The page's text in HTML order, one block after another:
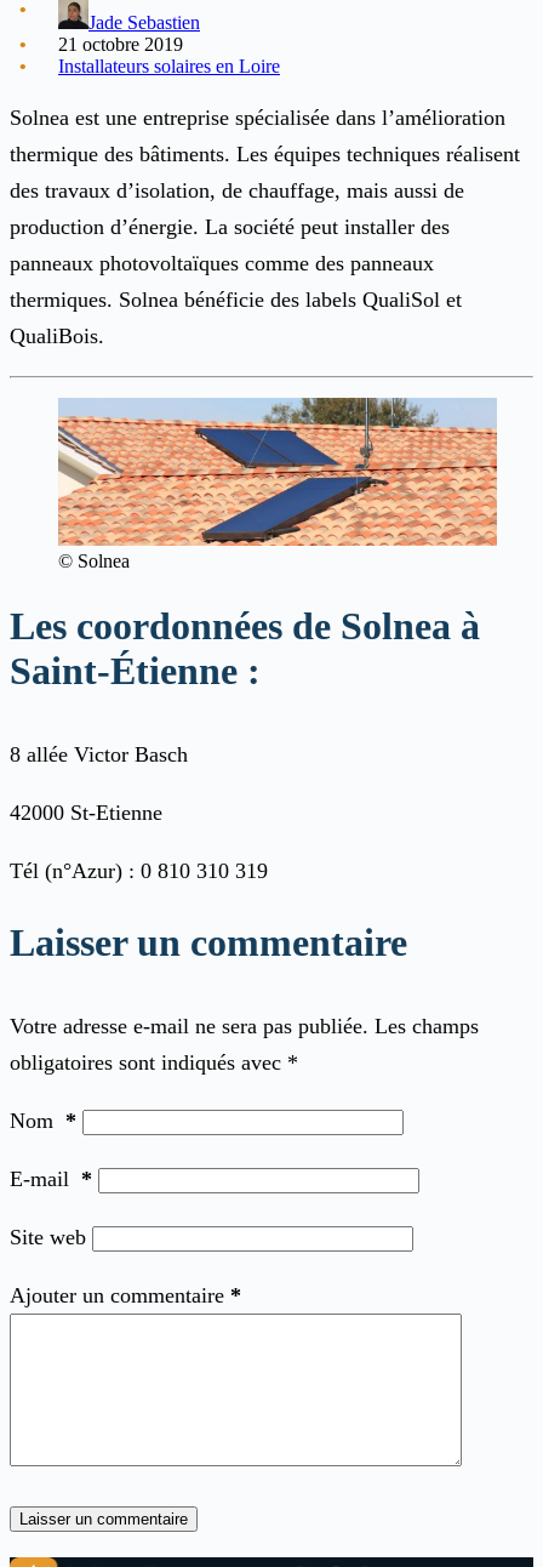
Jade Sebastien
21 octobre 2019
Installateurs solaires en Loire
Solnea est une entreprise spécialisée dans l’amélioration
thermique des bâtiments. Les équipes techniques réalisent
des travaux d’isolation, de chauffage, mais aussi de
production d’énergie. La société peut installer des
panneaux photovoltaïques comme des panneaux
thermiques. Solnea bénéficie des labels QualiSol et
QualiBois.
© Solnea
Les coordonnées de Solnea à
Saint-Étienne :
8 allée Victor Basch
42000 St-Etienne
Tél (n°Azur) : 0 810 310 319
Laisser un commentaire
Votre adresse e-mail ne sera pas publiée. Les champs
obligatoires sont indiqués avec *
Nom *
E-mail *
Site web
Ajouter un commentaire *
Laisser un commentaire